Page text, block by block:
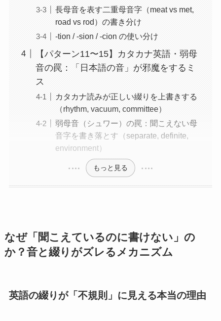
長母音を表す二重母音字（meat vs met,
road vs rod）の書き分け
-tion / -sion / -cion の使い分け
【パターン11〜15】カタカナ英語・弱母
音の罠：「日本語の音」が邪魔をするミ
ス
カタカナ読みが正しい綴りを上書きする
（rhythm, vacuum, committee）
弱母音（シュワー）の罠：聞こえない母
音字を書き落とす（separate, definite,
environment）
もっと見る
なぜ「聞こえているのに書けない」の
か？音と綴りがズレるメカニズム
英語の綴りが「不規則」に見える本当の理由